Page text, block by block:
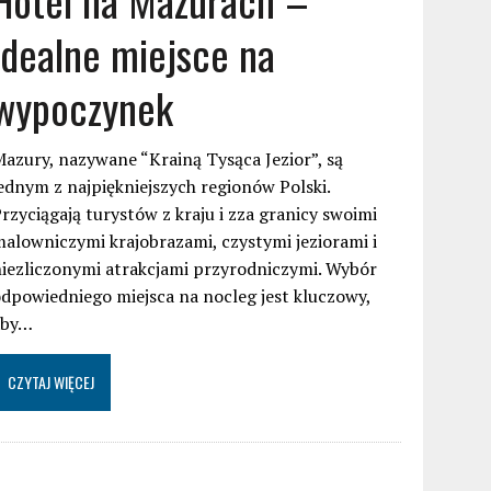
miejsce na
nazywane “Krainą Tysąca Jezior”, są
z najpiękniejszych regionów Polski.
turystów z kraju i zza granicy swoimi
krajobrazami, czystymi jeziorami i
atrakcjami przyrodniczymi. Wybór
miejsca na nocleg jest kluczowy,
CZYTAJ WIĘCEJ